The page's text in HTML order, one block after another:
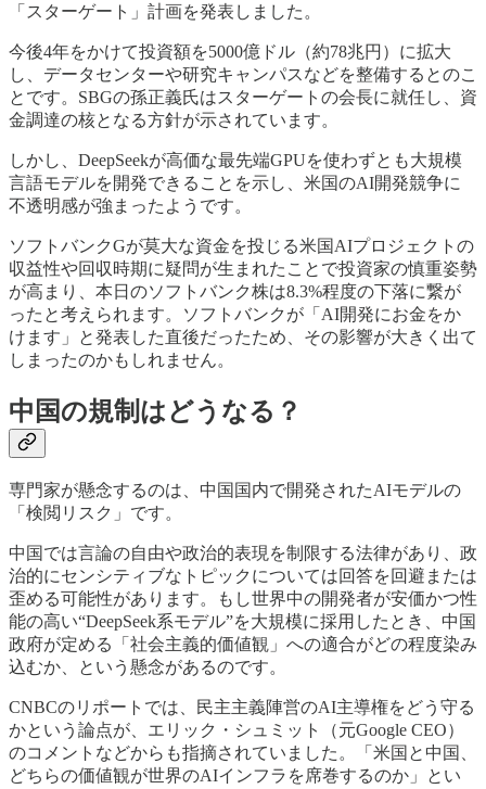
「スターゲート」計画を発表しました。
今後4年をかけて投資額を5000億ドル（約78兆円）に拡大
し、データセンターや研究キャンパスなどを整備するとのこ
とです。SBGの孫正義氏はスターゲートの会長に就任し、資
金調達の核となる方針が示されています。
しかし、DeepSeekが高価な最先端GPUを使わずとも大規模
言語モデルを開発できることを示し、米国のAI開発競争に
不透明感が強まったようです。
ソフトバンクGが莫大な資金を投じる米国AIプロジェクトの
収益性や回収時期に疑問が生まれたことで投資家の慎重姿勢
が高まり、本日のソフトバンク株は8.3%程度の下落に繋が
ったと考えられます。ソフトバンクが「AI開発にお金をか
けます」と発表した直後だったため、その影響が大きく出て
しまったのかもしれません。
中国の規制はどうなる？
専門家が懸念するのは、中国国内で開発されたAIモデルの
「検閲リスク」です。
中国では言論の自由や政治的表現を制限する法律があり、政
治的にセンシティブなトピックについては回答を回避または
歪める可能性があります。もし世界中の開発者が安価かつ性
能の高い“DeepSeek系モデル”を大規模に採用したとき、中国
政府が定める「社会主義的価値観」への適合がどの程度染み
込むか、という懸念があるのです。
CNBCのリポートでは、民主主義陣営のAI主導権をどう守る
かという論点が、エリック・シュミット（元Google CEO）
のコメントなどからも指摘されていました。「米国と中国、
どちらの価値観が世界のAIインフラを席巻するのか」とい